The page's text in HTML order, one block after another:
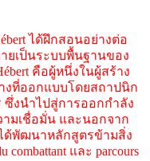
ได้ฝึกสอนอย่างต่อ
ยเป็นระบบพื้นฐานของ
คือผู้หนึ่งในผู้สร้าง
งที่ออกแบบโดยสถาปนิก
งนำไปสู่การออกกำลัง
มเชื่อมั่น และนอกจาก
ด้พัฒนาหลักสูตรข้ามสิ่ง
combattant และ parcours